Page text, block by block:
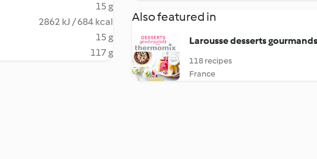
15 g
2862 kJ / 684 kcal
15 g
117 g
Also featured in
Larousse desserts
118 recipes
France